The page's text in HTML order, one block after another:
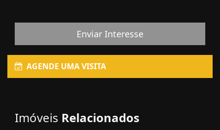
Enviar Interesse
AGENDE UMA VISITA
Imóveis Relacionados